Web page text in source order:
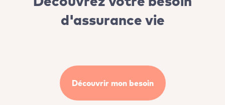
d'assurance vie
Découvrir mon besoin